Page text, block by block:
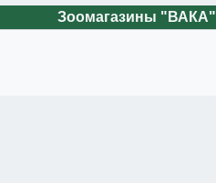
Зоомагазины "ВАКА"